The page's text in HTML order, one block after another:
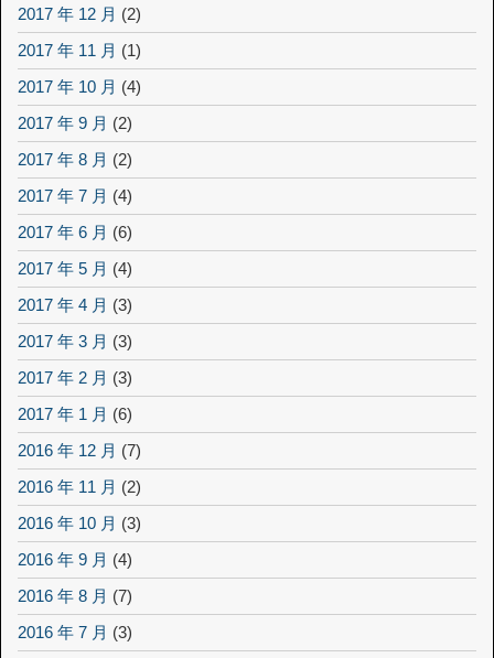
2017 年 12 月 (2)
2017 年 11 月 (1)
2017 年 10 月 (4)
2017 年 9 月 (2)
2017 年 8 月 (2)
2017 年 7 月 (4)
2017 年 6 月 (6)
2017 年 5 月 (4)
2017 年 4 月 (3)
2017 年 3 月 (3)
2017 年 2 月 (3)
2017 年 1 月 (6)
2016 年 12 月 (7)
2016 年 11 月 (2)
2016 年 10 月 (3)
2016 年 9 月 (4)
2016 年 8 月 (7)
2016 年 7 月 (3)